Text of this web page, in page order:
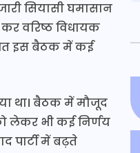
सियासी घमासान
वरिष्ठ विधायक
इस बैठक में कई
था। बैठक में मौजूद
लेकर भी कई निर्णय
पार्टी में बढ़ते